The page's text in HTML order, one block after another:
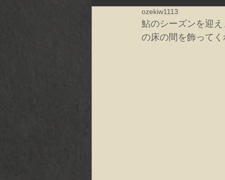
ozekiw1113
鮎のシーズンを迎
の床の間を飾って